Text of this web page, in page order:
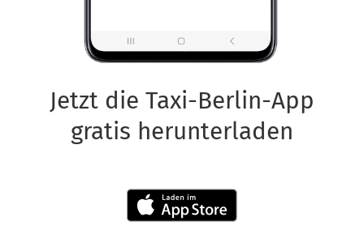
Jetzt die Taxi-Berlin-App
gratis herunterladen